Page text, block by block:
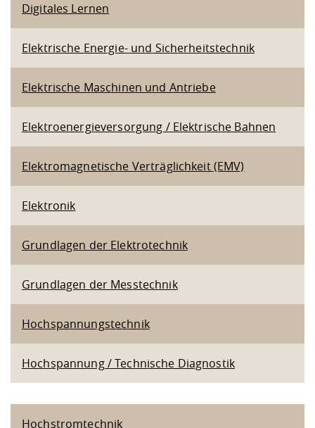
Digitales Lernen
Elektrische Energie- und Sicherheitstechnik
Elektrische Maschinen und Antriebe
Elektroenergieversorgung / Elektrische Bahnen
Elektromagnetische Verträglichkeit (EMV)
Elektronik
Grundlagen der Elektrotechnik
Grundlagen der Messtechnik
Hochspannungstechnik
Hochspannung / Technische Diagnostik
Hochstromtechnik